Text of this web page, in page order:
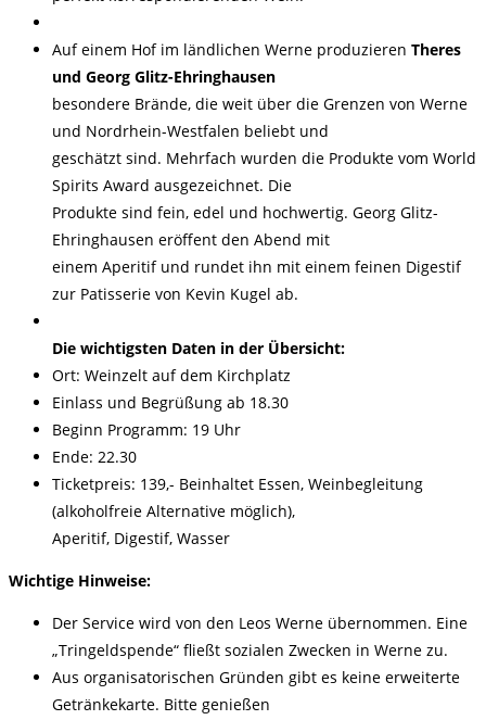
Auf einem Hof im ländlichen Werne produzieren Theres
und Georg Glitz-Ehringhausen
besondere Brände, die weit über die Grenzen von Werne
und Nordrhein-Westfalen beliebt und
geschätzt sind. Mehrfach wurden die Produkte vom World
Spirits Award ausgezeichnet. Die
Produkte sind fein, edel und hochwertig. Georg Glitz-
Ehringhausen eröffent den Abend mit
einem Aperitif und rundet ihn mit einem feinen Digestif
zur Patisserie von Kevin Kugel ab.
Die wichtigsten Daten in der Übersicht:
Ort: Weinzelt auf dem Kirchplatz
Einlass und Begrüßung ab 18.30
Beginn Programm: 19 Uhr
Ende: 22.30
Ticketpreis: 139,- Beinhaltet Essen, Weinbegleitung
(alkoholfreie Alternative möglich),
Aperitif, Digestif, Wasser
Wichtige Hinweise:
Der Service wird von den Leos Werne übernommen. Eine
„Tringeldspende“ fließt sozialen Zwecken in Werne zu.
Aus organisatorischen Gründen gibt es keine erweiterte
Getränkekarte. Bitte genießen